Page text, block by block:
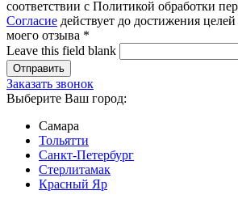
соответствии с Политикой обработки
Согласие действует до достижения
моего отзыва *
Leave this field blank
Заказать звонок
Выберите Ваш город:
Самара
Тольятти
Санкт-Петербург
Стерлитамак
Красный Яр